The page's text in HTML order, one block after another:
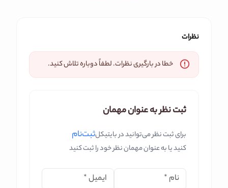
نظرات
خطا در بارگیری نظرات. لطفاً دوباره تلاش کنید.
ثبت نظر به عنوان مهمان
برای ثبت نظر می‌توانید در بایتیکلثبت‌نام
کنید یا به عنوان مهمان نظر خود را ثبت کنید
نام * ایمیل*